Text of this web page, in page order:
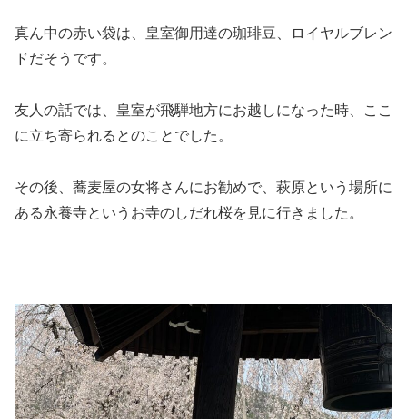
真ん中の赤い袋は、皇室御用達の珈琲豆、ロイヤルブレン
ドだそうです。
友人の話では、皇室が飛騨地方にお越しになった時、ここ
に立ち寄られるとのことでした。
その後、蕎麦屋の女将さんにお勧めで、萩原という場所に
ある永養寺というお寺のしだれ桜を見に行きました。